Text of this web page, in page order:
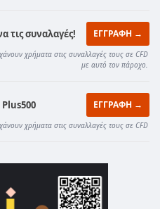
τις συναλαγές! ΕΓΓΡΑΦΗ →
χρήματα στις συναλλαγές τους σε CFD
με αυτό τον πάροχο.
ΕΓΓΡΑΦΗ →
χρήματα στις συναλλαγές τους σε CFD